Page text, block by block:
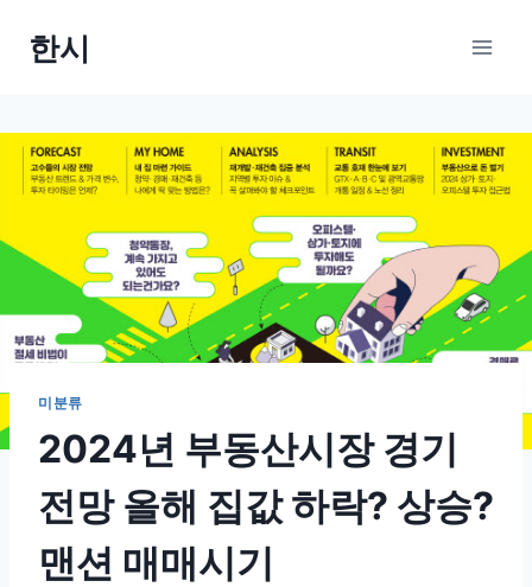
한시
미분류
2024년 부동산시장 경기
전망 올해 집값 하락? 상승?
맨션 매매시기